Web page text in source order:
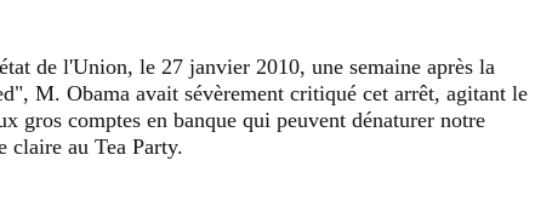
de l'Union, le 27 janvier 2010, une semaine après la
M. Obama avait sévèrement critiqué cet arrêt, agitant le
gros comptes en banque qui peuvent dénaturer notre
claire au Tea Party.